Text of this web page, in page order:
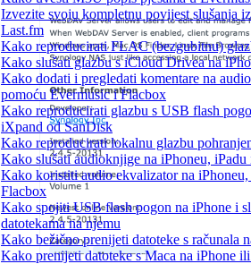
Izvezite svoju kompletnu povijest slušanja
Last.fm
Kako reproducirati FLAC (bezgubitnu)
Kako slušati glazbu s iCloud Drivea na
Kako dodati i pregledati komentare na
pomoću Evermusic i Flacbox
Kako reproducirati glazbu s USB flash
iXpand od SanDisk
Kako reproducirati lokalnu glazbu
Kako slušati audioknjige na iPhoneu,
Kako koristiti audio ekvalizator na
Flacbox
Kako spojiti USB flash pogon na iPhone i
datotekama na njemu
Kako bežično prenijeti datoteke s računala
Kako prenijeti datoteke s Maca na iPhone